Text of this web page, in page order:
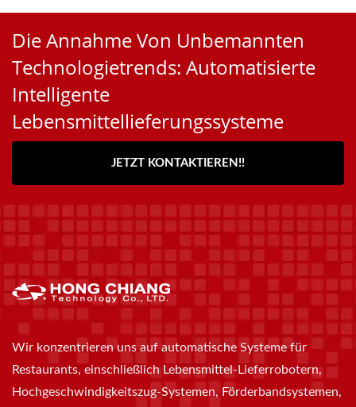
Die Annahme Von Unbemannten
Technologietrends: Automatisierte
Intelligente
Lebensmittellieferungssysteme
JETZT KONTAKTIEREN!!
Wir konzentrieren uns auf automatische Systeme für
Restaurants, einschließlich Lebensmittel-Lieferrobotern,
Hochgeschwindigkeitszug-Systemen, Förderbandsystemen,